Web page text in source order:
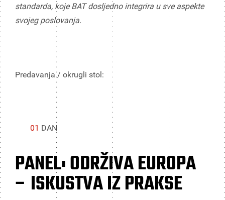
standarda, koje BAT dosljedno integrira u sve aspekte
svojeg poslovanja.
Predavanja / okrugli stol:
01 DAN
PANEL: ODRŽIVA EUROPA
– ISKUSTVA IZ PRAKSE